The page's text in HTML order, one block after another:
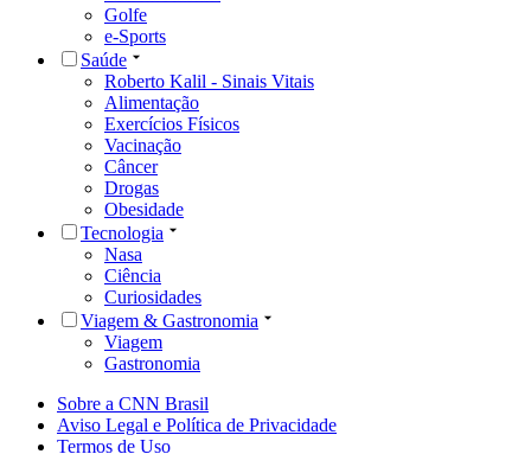
Golfe
e-Sports
Saúde
Roberto Kalil - Sinais Vitais
Alimentação
Exercícios Físicos
Vacinação
Câncer
Drogas
Obesidade
Tecnologia
Nasa
Ciência
Curiosidades
Viagem & Gastronomia
Viagem
Gastronomia
Sobre a CNN Brasil
Aviso Legal e Política de Privacidade
Termos de Uso